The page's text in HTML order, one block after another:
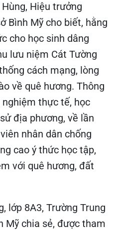
Hiệu trưởng
Bình Mỹ cho biết, hằng
cho học sinh dâng
lưu niệm Cát Tường
cách mạng, lòng
về quê hương. Thông
thực tế, học
địa phương, về lần
nhân dân chống
cao ý thức học tập,
với quê hương, đất
lớp 8A3, Trường Trung
Mỹ chia sẻ, được tham